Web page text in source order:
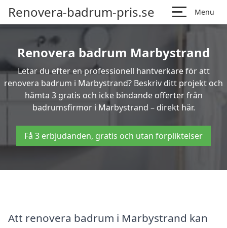
Renovera-badrum-pris.se Menu
Renovera badrum Marbystrand
Letar du efter en professionell hantverkare för att
renovera badrum i Marbystrand? Beskriv ditt projekt och
hämta 3 gratis och icke bindande offerter från
badrumsfirmor i Marbystrand – direkt här.
Få 3 erbjudanden, gratis och utan förpliktelser
Att renovera badrum i Marbystrand kan